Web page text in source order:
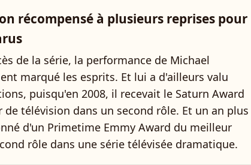
récompensé à plusieurs reprises pour
de la série, la performance de Michael
marqué les esprits. Et lui a d'ailleurs valu
puisqu'en 2008, il recevait le Saturn Award
télévision dans un second rôle. Et un an plus
d'un Primetime Emmy Award du meilleur
rôle dans une série télévisée dramatique.